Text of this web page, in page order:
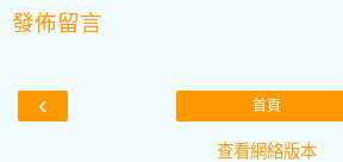
發佈留言
‹ 首頁
查看網絡版本